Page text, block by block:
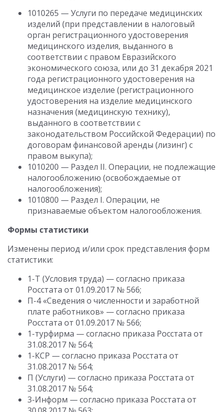
1010265 — Услуги по передаче медицинских
изделий (при представлении в налоговый
орган регистрационного удостоверения
медицинского изделия, выданного в
соответствии с правом Евразийского
экономического союза, или до 31 декабря 2021
года регистрационного удостоверения на
медицинское изделие (регистрационного
удостоверения на изделие медицинского
назначения (медицинскую технику),
выданного в соответствии с
законодательством Российской Федерации) по
договорам финансовой аренды (лизинг) с
правом выкупа);
1010200 — Раздел II. Операции, не подлежащие
налогообложению (освобождаемые от
налогообложения);
1010800 — Раздел I. Операции, не
признаваемые объектом налогообложения.
Формы статистики
Изменены период и/или срок представления форм
статистики:
1-Т (Условия труда) — согласно приказа
Росстата от 01.09.2017 № 566;
П-4 «Сведения о численности и заработной
плате работников» — согласно приказа
Росстата от 01.09.2017 № 566;
1-турфирма — согласно приказа Росстата от
31.08.2017 № 564;
1-КСР — согласно приказа Росстата от
31.08.2017 № 564;
П (Услуги) — согласно приказа Росстата от
31.08.2017 № 564;
3-Информ — согласно приказа Росстата от